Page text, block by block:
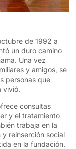
de 1992 a
un duro camino
Una vez
y amigos, se
personas que
vivió.
consultas
y el tratamiento
trabaja en la
reinserción social
en la fundación.